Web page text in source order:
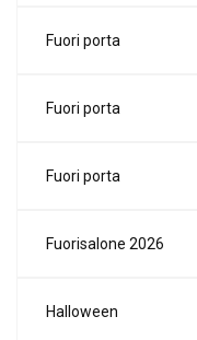
Fuori porta
Fuori porta
Fuori porta
Fuorisalone 2026
Halloween